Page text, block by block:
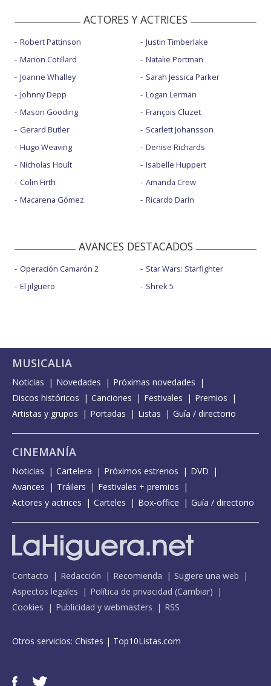
ACTORES Y ACTRICES
Robert Pattinson
Marion Cotillard
Joanne Whalley
Johnny Depp
Mason Gooding
Gerard Butler
Hugo Weaving
Nicholas Hoult
Colin Firth
Macarena Gómez
Justin Timberlake
Natalie Portman
Sarah Jessica Parker
Logan Lerman
François Cluzet
Scarlett Johansson
Denise Richards
Isabelle Huppert
Amanda Crew
Ricardo Darín
AVANCES DESTACADOS
Operación Camarón 2
El jilguero
Star Wars: Starfighter
Shrek 5
MUSICALIA
Noticias Novedades
Próximas novedades
Discos históricos
Canciones Festivales
Premios
Artistas y grupos
Portadas Listas Guía / directorio
CINEMANÍA
Noticias Cartelera Próximos estrenos
DVD
Avances
Tráilers
Festivales + premios
Actores y actrices
Carteles Box-office Guía / directorio
Contacto Redacción Recomienda
Sugiere una web
Aspectos legales
Política de privacidad (Cambiar)
Cookies
Publicidad y webmasters RSS
Otros servicios: Chistes | Top10Listas.com